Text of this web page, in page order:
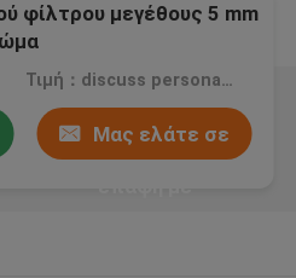
φίλτρου μεγέθους 5 mm
Τιμή：discuss personally
Μας ελάτε σε